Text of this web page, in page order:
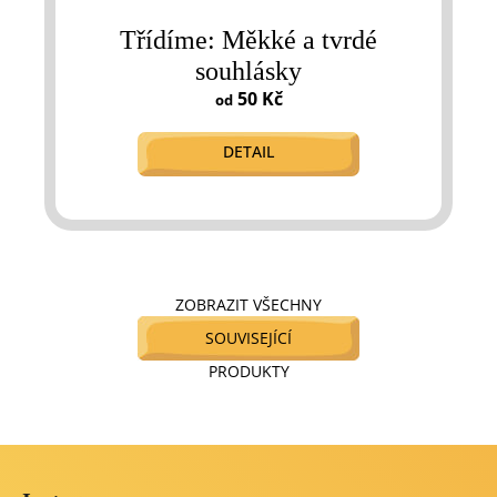
Třídíme: Měkké a tvrdé
souhlásky
od50 Kč
DETAIL
ZOBRAZIT VŠECHNY
SOUVISEJÍCÍ
PRODUKTY